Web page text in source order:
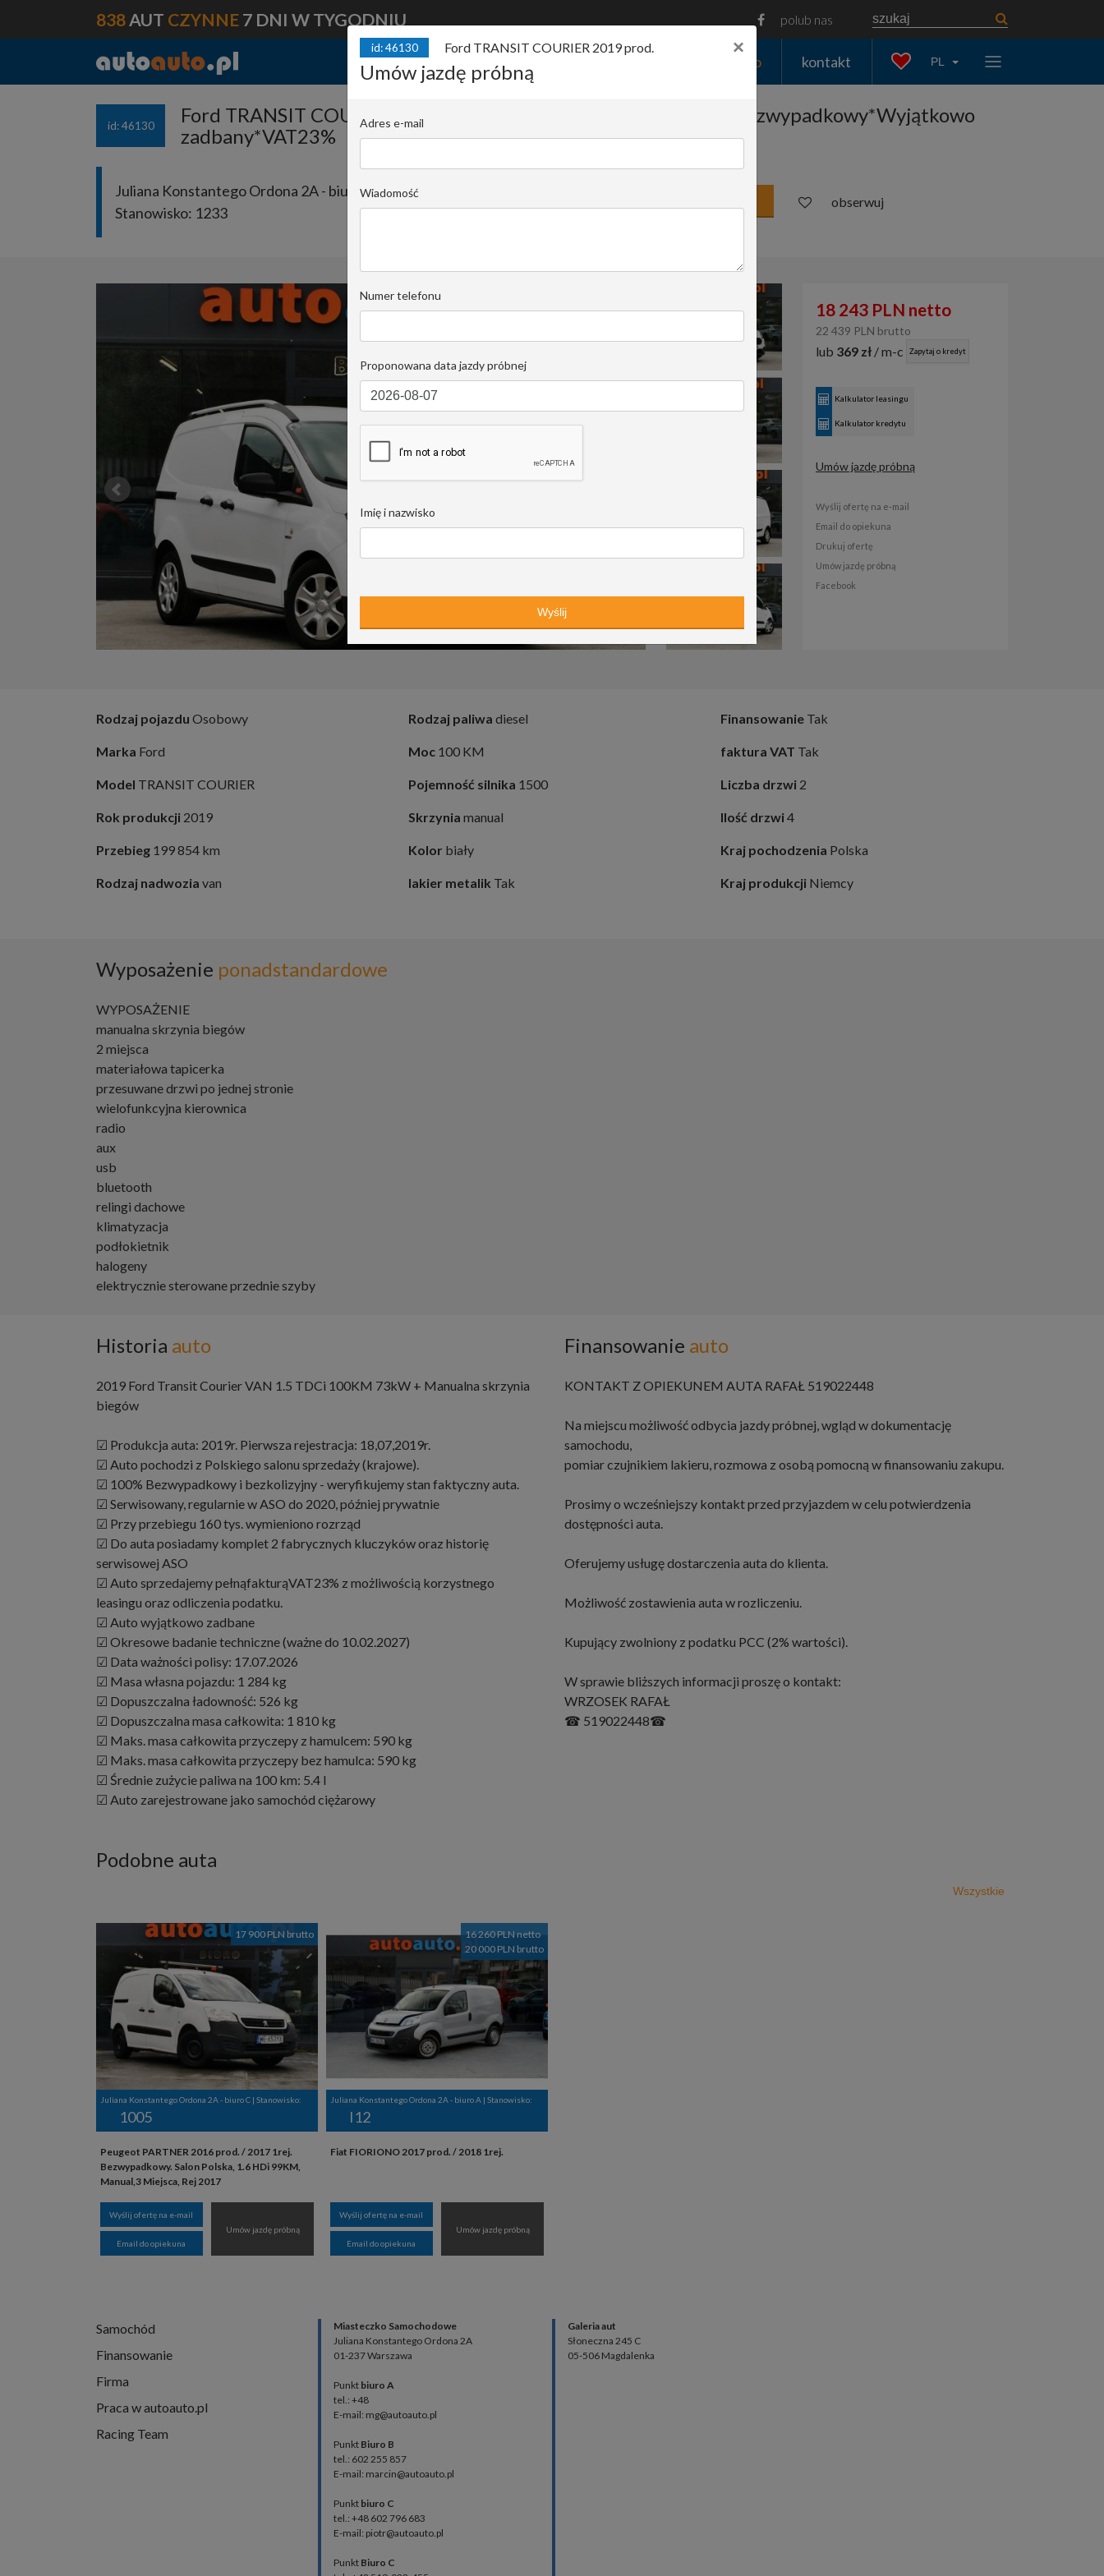
838AUT CZYNNE 7 DNI W TYGODNIU polub nas
auto auto auto kontakt PL
id: 46130
Ford TRANSIT COURIER 2019 prod. 1.5 TDCi 100KM*Salon PL*Bezwypadkowy*Wyjątkowo
zadbany*VAT23%
Juliana Konstantego Ordona 2A - biuro C |
Stanowisko: 1233
Rafał Wrzosek
+48 519 022 448
obserwuj
18 243 PLN netto
22 439 PLN brutto
lub 369 zł / m-c Zapytaj o kredyt
Kalkulator leasingu
Kalkulator kredytu
Umów jazdę próbną
Wyślij ofertę na e-mail
Email do opiekuna
Drukuj ofertę
Umów jazdę próbną
Facebook
Rodzaj pojazdu Osobowy
Marka Ford
Model TRANSIT COURIER
Rok produkcji 2019
Przebieg 199 854 km
Rodzaj nadwozia van
Rodzaj paliwa diesel
Moc 100 KM
Pojemność silnika 1500
Skrzynia manual
Kolor biały
lakier metalik Tak
Finansowanie Tak
faktura VAT Tak
Liczba drzwi 2
Ilość drzwi4
Kraj pochodzenia Polska
Kraj produkcji Niemcy
Wyposażenie ponadstandardowe
WYPOSAŻENIE
manualna skrzynia biegów
2 miejsca
materiałowa tapicerka
przesuwane drzwi po jednej stronie
wielofunkcyjna kierownica
radio
aux
usb
bluetooth
relingi dachowe
klimatyzacja
podłokietnik
halogeny
elektrycznie sterowane przednie szyby
Historia auto Finansowanie auto
2019 Ford Transit Courier VAN 1.5 TDCi 100KM 73kW + Manualna skrzynia
biegów
☑ Produkcja auta: 2019r. Pierwsza rejestracja: 18,07,2019r.
☑ Auto pochodzi z Polskiego salonu sprzedaży (krajowe).
☑ 100% Bezwypadkowy i bezkolizyjny - weryfikujemy stan faktyczny auta.
☑ Serwisowany, regularnie w ASO do 2020, później prywatnie
☑ Przy przebiegu 160 tys. wymieniono rozrząd
☑ Do auta posiadamy komplet 2 fabrycznych kluczyków oraz historię
serwisowej ASO
☑ Auto sprzedajemy pełnąfakturąVAT23% z możliwością korzystnego
leasingu oraz odliczenia podatku.
☑ Auto wyjątkowo zadbane
☑ Okresowe badanie techniczne (ważne do 10.02.2027)
☑ Data ważności polisy: 17.07.2026
☑ Masa własna pojazdu: 1 284 kg
☑ Dopuszczalna ładowność: 526 kg
☑ Dopuszczalna masa całkowita: 1 810 kg
☑ Maks. masa całkowita przyczepy z hamulcem: 590 kg
☑ Maks. masa całkowita przyczepy bez hamulca: 590 kg
☑ Średnie zużycie paliwa na 100 km: 5.4 l
☑ Auto zarejestrowane jako samochód ciężarowy
KONTAKT Z OPIEKUNEM AUTA RAFAŁ 519022448
Na miejscu możliwość odbycia jazdy próbnej, wgląd w dokumentację
samochodu,
pomiar czujnikiem lakieru, rozmowa z osobą pomocną w finansowaniu zakupu.
Prosimy o wcześniejszy kontakt przed przyjazdem w celu potwierdzenia
dostępności auta.
Oferujemy usługę dostarczenia auta do klienta.
Możliwość zostawienia auta w rozliczeniu.
Kupujący zwolniony z podatku PCC (2% wartości).
W sprawie bliższych informacji proszę o kontakt:
WRZOSEK RAFAŁ
☎ 519022448☎
Podobne auta
Wszystkie
17 900 PLN brutto
Juliana Konstantego Ordona 2A - biuro C | Stanowisko:
1005
Peugeot PARTNER 2016 prod. / 2017 1rej.
Bezwypadkowy. Salon Polska, 1.6 HDi 99KM,
Manual,3 Miejsca, Rej 2017
Wyślij ofertę na e-mail
Email do opiekuna
Umów jazdę próbną
16 260 PLN netto
20 000 PLN brutto
Juliana Konstantego Ordona 2A - biuro A | Stanowisko:
I12
Fiat FIORIONO 2017 prod. / 2018 1rej.
Wyślij ofertę na e-mail
Email do opiekuna
Umów jazdę próbną
×
id: 46130 Ford TRANSIT COURIER 2019 prod.
Umów jazdę próbną
Adres e-mail
Wiadomość
Numer telefonu
Proponowana data jazdy próbnej
Imię i nazwisko
Samochód
Finansowanie
Firma
Praca w autoauto.pl
Racing Team
Miasteczko Samochodowe
Juliana Konstantego Ordona 2A
01-237 Warszawa
Punkt biuro A
tel.: +48
E-mail: mg@autoauto.pl
Punkt Biuro B
tel.: 602 255 857
E-mail: marcin@autoauto.pl
Punkt biuro C
tel.: +48 602 796 683
E-mail: piotr@autoauto.pl
Punkt Biuro C
Galeria aut
Słoneczna 245 C
05-506 Magdalenka